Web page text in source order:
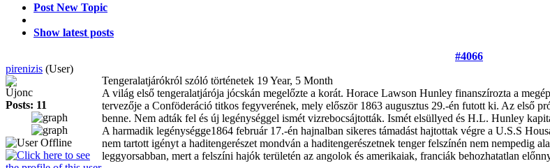
Post New Topic
Show latest posts
#4066
pirenizis (User)
Újonc
Posts: 11
Tengeralatjárókról szóló történetek 19 Year, 5 Month
A világ első tengeralatjárója jócskán megelőzte a korát. Horace Lawson Hunley finanszírozta a
tervezője a Conföderáció titkos fegyverének, mely először 1863 augusztus 29.-én futott ki. Az első
benne. Nem adták fel és új legénységgel ismét vizrebocsájtották. Ismét elsüllyed és H.L. Hunley
A harmadik legénységge1864 február 17.-én hajnalban sikeres támadást hajtottak végre a U.S.S
nem tartott igényt a haditengerészet mondván a haditengerészetnek tenger felszínén nem nempedig
leggyorsabban, mert a felszíni hajók területén az angolok és amerikaiak, franciák behozhatatlan